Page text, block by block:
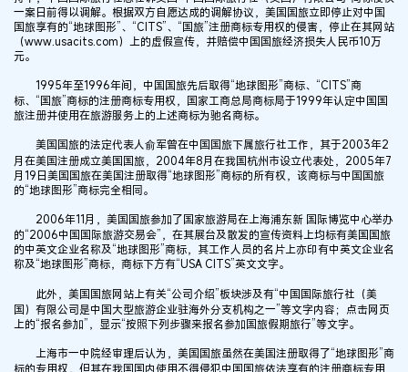
一案日前得以调解。根据双方自愿达成的调解协议，美国国旅立即停止对中国
国旅享有的“地球图形”、“CITS”、“国旅”注册商标专用权的侵害，停止在其网站
（www.usacits.com）上的虚假宣传，并赔偿中国国旅经济损失人民币10万
元。
1995年至1996年间，中国国旅先后取得“地球图形”商标、“CITS”商
标、“国旅”商标的注册商标专用权，国家工商总局商标局于1999年认定中国国
旅注册并使用在旅游服务上的上述商标为驰名商标。
美国国旅的法定代表人俞军曾在中国国旅下属旅行社工作，其于2003年2
月在美国注册成立美国国旅，2004年8月在我国杭州市设立代表处，2005年7
月19日美国国旅在美国注册取得“地球图形”商标的所有权，该商标与中国国旅
的“地球图形”商标完全相同。
2006年11月，美国国旅参加了国家旅游局在上海浦东新 国际博览中心举办
的“2006中国国际旅游交易会”，在其展台及散发的宣传资料上均标有美国国旅
的中英文企业名称及“地球图形”商标，其工作人员的名片上亦印有中英文企业名
称及“地球图形”商标，商标下方有“USA CITS”英文文字。
此外，美国国旅网站上有关“公司介绍”板块涉及有“中国国际旅行社（美
国）有限公司是中国大型旅游企业驻海外分支机构之一”等文字内容；点击网页
上的“报名参加”，显示“按照下列步骤来报名参加国旅假期旅行”等文字。
上海市一中院经审理后认为，美国国旅虽然在美国注册取得了“地球图形”商
标的专用权，但其在我国国内使用不得侵犯中国国旅依法享有的注册商标专用